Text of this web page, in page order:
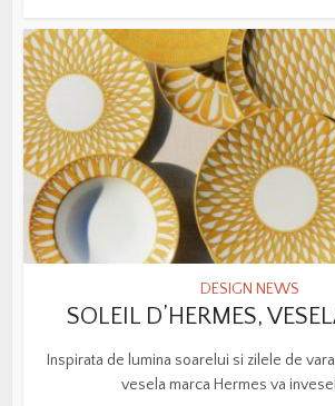
DESIGN NEWS
SOLEIL D’HERMES,
Inspirata de lumina soarelui si zilele de
vesela marca Hermes va